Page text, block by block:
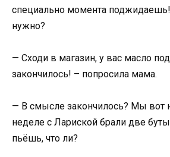
специально момента поджидаешь!
нужно?
— Сходи в магазин, у вас масло
закончилось! – попросила мама.
— В смысле закончилось? Мы вот
неделе с Лариской брали две
пьёшь, что ли?